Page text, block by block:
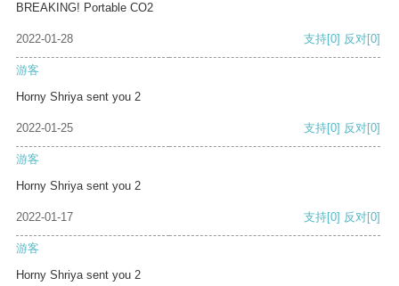
BREAKING! Portable CO2
2022-01-28 支持[0] 反对[0]
游客
Horny Shriya sent you 2
2022-01-25 支持[0] 反对[0]
游客
Horny Shriya sent you 2
2022-01-17 支持[0] 反对[0]
游客
Horny Shriya sent you 2